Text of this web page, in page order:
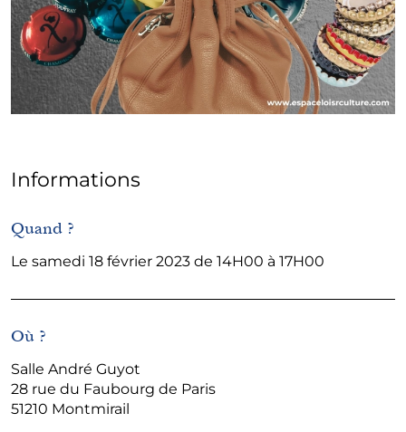
Informations
Quand ?
Le samedi 18 février 2023 de 14H00 à 17H00
Où ?
Salle André Guyot
28 rue du Faubourg de Paris
51210 Montmirail